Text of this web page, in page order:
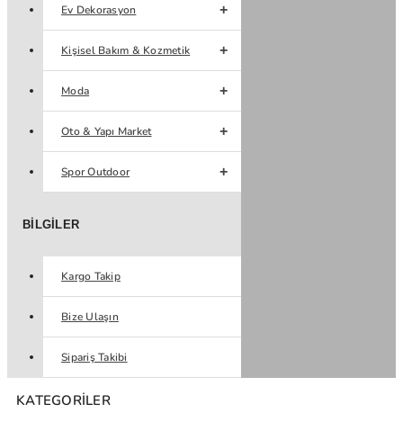
Ev Dekorasyon
Kişisel Bakım & Kozmetik
Moda
Oto & Yapı Market
Spor Outdoor
BILGILER
Kargo Takip
Bize Ulaşın
Sipariş Takibi
KATEGORILER